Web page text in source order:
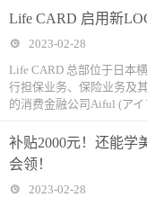
Life CARD 启用新
2023-02-28
Life CARD 总部位于日本
行担保业务、保险业务及
的消费金融公司Aiful (アイ
补贴2000元！还能学
会领！
2023-02-28